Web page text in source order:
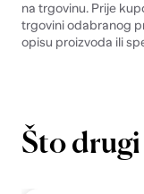
na trgovinu. Prije
trgovini odabranog
opisu proizvoda ili
Što